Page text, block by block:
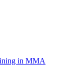
in MMA